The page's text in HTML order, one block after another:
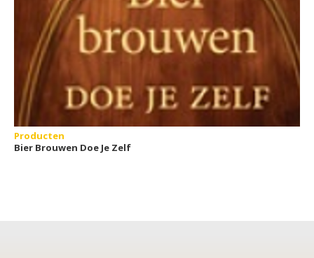
Producten
Bier Brouwen Doe Je Zelf